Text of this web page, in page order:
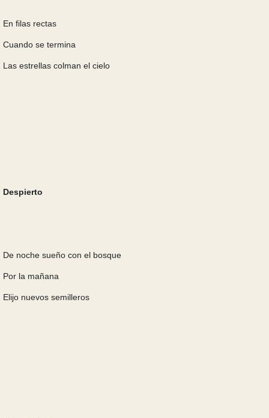
En filas rectas
Cuando se termina
Las estrellas colman el cielo
Despierto
De noche sueño con el bosque
Por la mañana
Elijo nuevos semilleros